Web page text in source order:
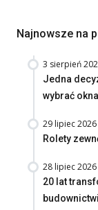
Najnowsze na
3 sierpień
Jedna
wybrać
29 lipiec 2026
Rolety
28 lipiec 2026
20 lat